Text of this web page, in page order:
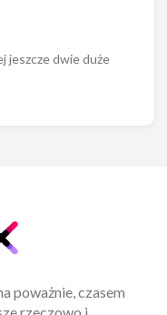
jeszcze dwie duże
poważnie, czasem